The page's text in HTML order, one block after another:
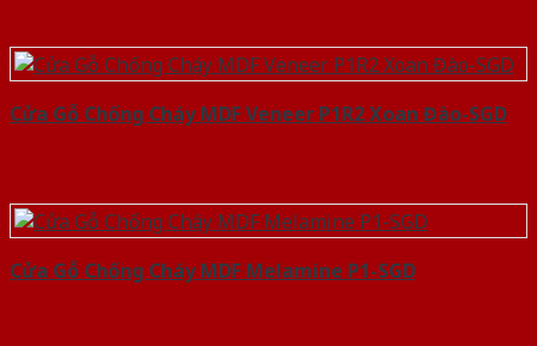
Cửa Gỗ Chống Cháy MDF Veneer P1R2 Xoan Đào-SGD
Cửa Gỗ Chống Cháy MDF Melamine P1-SGD